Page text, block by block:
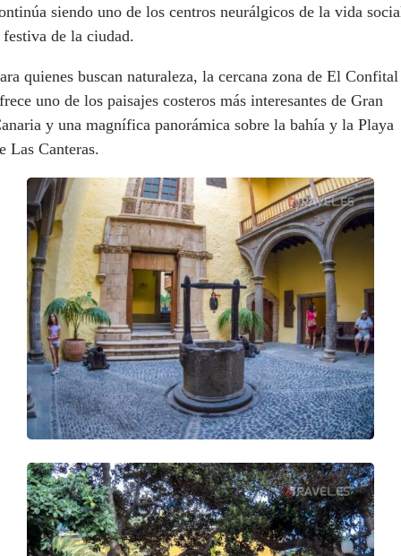
siendo uno de los centros neurálgicos de la vida
de la ciudad.
quienes buscan naturaleza, la cercana zona de El Confital
uno de los paisajes costeros más interesantes de Gran
y una magnífica panorámica sobre la bahía y la Playa
Las Canteras.